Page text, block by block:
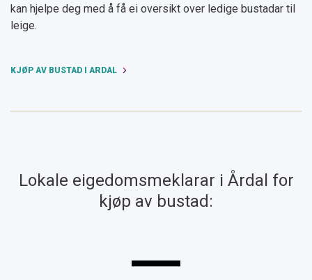
kan hjelpe deg med å få ei oversikt over ledige bustadar til
leige.
KJØP AV BUSTAD I ÅRDAL
Lokale eigedomsmeklarar i Årdal for
kjøp av bustad: